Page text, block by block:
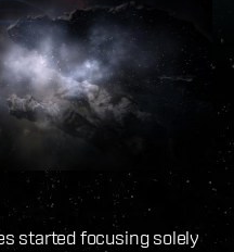
started focusing solely